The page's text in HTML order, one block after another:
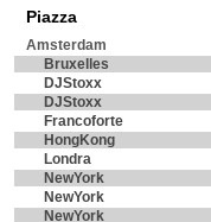
Piazza
Amsterdam
Bruxelles
DJStoxx
DJStoxx
Francoforte
HongKong
Londra
NewYork
NewYork
NewYork